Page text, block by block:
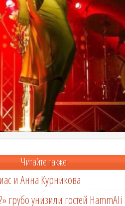
Читайте также
и Анна Курникова
грубо унизили гостей HammAli